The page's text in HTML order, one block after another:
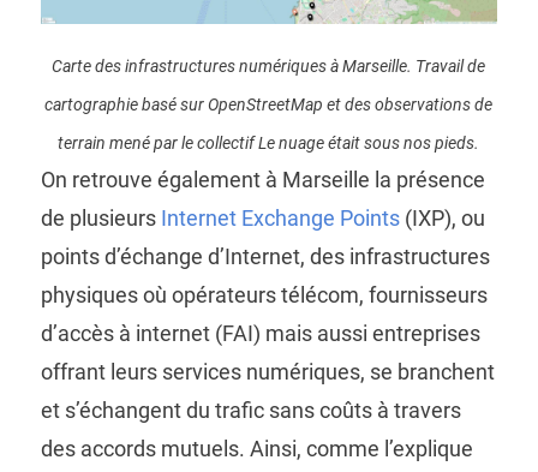
Carte des infrastructures numériques à Marseille. Travail de
cartographie basé sur OpenStreetMap et des observations de
terrain mené par le collectif Le nuage était sous nos pieds.
On retrouve également à Marseille la présence
de plusieurs Internet Exchange Points(IXP), ou
points d’échange d’Internet, des infrastructures
physiques où opérateurs télécom, fournisseurs
d’accès à internet (FAI) mais aussi entreprises
offrant leurs services numériques, se branchent
et s’échangent du trafic sans coûts à travers
des accords mutuels. Ainsi, comme l’explique